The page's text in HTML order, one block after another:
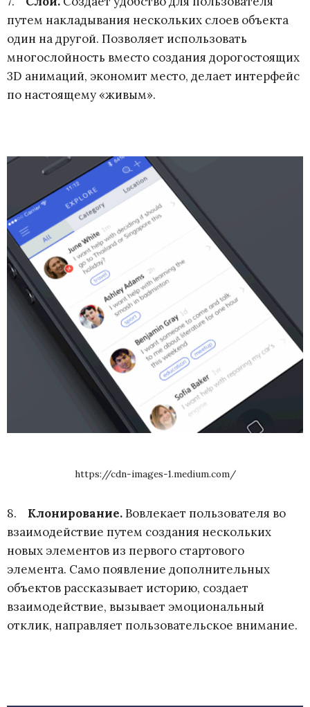
путем накладывания нескольких слоев объекта
один на другой. Позволяет использовать
многослойность вместо создания дорогостоящих
3D анимаций, экономит место, делает интерфейс
по настоящему «живым».
https://cdn-images-1.medium.com/
8. Клонирование.Вовлекает пользователя во
взаимодействие путем создания нескольких
новых элементов из первого стартового
элемента. Само появление дополнительных
объектов рассказывает историю, создает
взаимодействие, вызывает эмоциональный
отклик, направляет пользовательское внимание.